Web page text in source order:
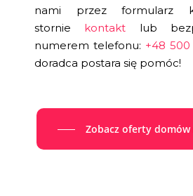
nami przez formularz
stornie kontakt lub
numerem telefonu: +48
doradca postara się pomóc!
Zobacz oferty domów